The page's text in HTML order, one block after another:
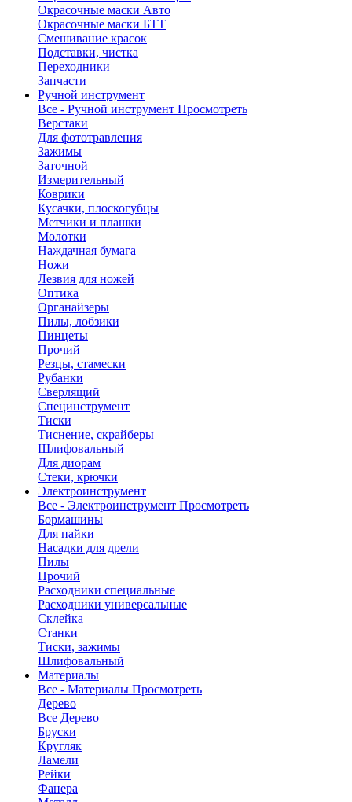
Окрасочные маски Авто
Окрасочные маски БТТ
Смешивание красок
Подставки, чистка
Переходники
Запчасти
Ручной инструмент
Все - Ручной инструмент Просмотреть
Верстаки
Для фототравления
Зажимы
Заточной
Измерительный
Коврики
Кусачки, плоскогубцы
Метчики и плашки
Молотки
Наждачная бумага
Ножи
Лезвия для ножей
Оптика
Органайзеры
Пилы, лобзики
Пинцеты
Прочий
Резцы, стамески
Рубанки
Сверлящий
Специнструмент
Тиски
Тиснение, скрайберы
Шлифовальный
Для диорам
Стеки, крючки
Электроинструмент
Все - Электроинструмент Просмотреть
Бормашины
Для пайки
Насадки для дрели
Пилы
Прочий
Расходники специальные
Расходники универсальные
Склейка
Станки
Тиски, зажимы
Шлифовальный
Материалы
Все - Материалы Просмотреть
Дерево
Все Дерево
Бруски
Кругляк
Ламели
Рейки
Фанера